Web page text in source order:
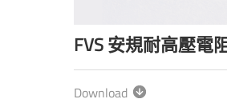
FVS 安規耐高壓電
Download